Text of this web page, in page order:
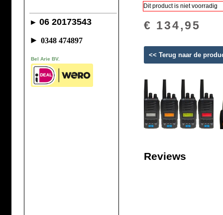
► 06 20173543
► 0348 474897
Bel Arie BV.
Dit product is niet voorradig
€ 134,95
<< Terug naar de
Reviews